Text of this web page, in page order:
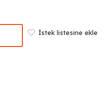
İstek listesine ekle